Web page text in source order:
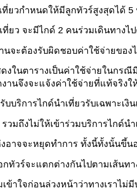
ที่ยวกำหนดให้มีลูกทัวร์สูงสุดได้ 5
ที่ยว จะมีไกด์ 2 คนร่วมเดินทาง
นจะต้องรับผิดชอบค่าใช้จ่ายของ
งในตารางเป็นค่าใช้จ่ายในกรณี
านจึงจะแจ้งค่าใช้จ่ายที่แท้จริงใ
บบริการไกด์นำเที่ยวรับเฉพาะเงิ
วมถึงไม่ให้เข้าร่วมบริการไกด์
อาจจะหยุดทำการ ทั้งนี้ทั้งนั้นขึ้น
กทัวร์จะแตกต่างกันไปตามเส้นท
ข้าใจก่อนล่วงหน้าว่าทางเราไม่